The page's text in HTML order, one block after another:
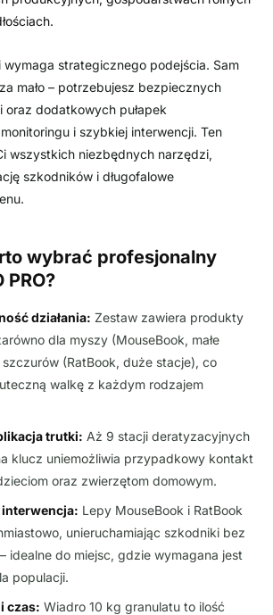
wymaga strategicznego podejścia. Sam
mało – potrzebujesz bezpiecznych
oraz dodatkowych pułapek
i szybkiej interwencji. Ten
wszystkich niezbędnych narzędzi,
szkodników i długofalowe
wybrać profesjonalny
PRO?
działania: Zestaw zawiera produkty
dla myszy (MouseBook, małe
(RatBook, duże stacje), co
walkę z każdym rodzajem
trutki: Aż 9 stacji deratyzacyjnych
klucz uniemożliwia przypadkowy kontakt
oraz zwierzętom domowym.
interwencja: Lepy MouseBook i RatBook
unieruchamiając szkodniki bez
idealne do miejsc, gdzie wymagana jest
populacji.
czas: Wiadro 10 kg granulatu to ilość